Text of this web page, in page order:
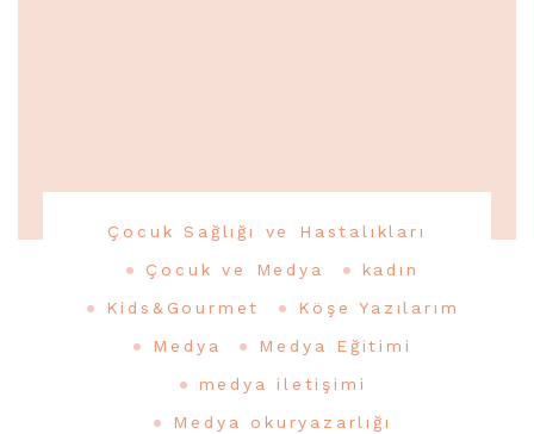
Çocuk Sağlığı ve Hastalıkları
Çocuk ve Medya
kadın
Kids&Gourmet
Köşe Yazılarım
Medya
Medya Eğitimi
medya iletişimi
Medya okuryazarlığı